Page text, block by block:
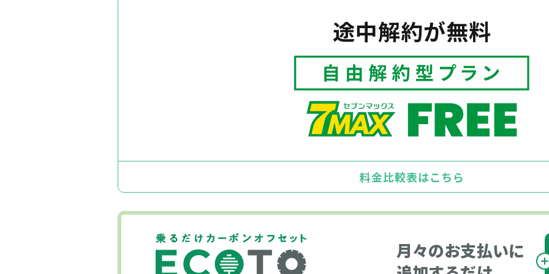
途中解約が無料
料金比較表はこちら
月々のお支払いに